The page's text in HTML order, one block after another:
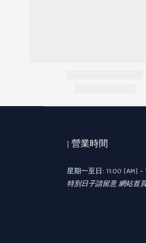
| 營業時間
星期一至日: 11:00 (AM) ~
特別日子請留意 網站首